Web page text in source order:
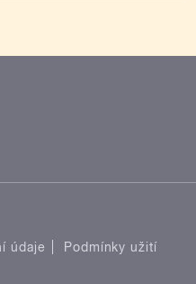
údaje
Podmínky užití